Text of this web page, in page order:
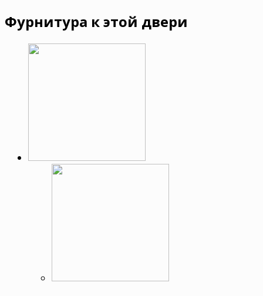
Фурнитура к этой двери